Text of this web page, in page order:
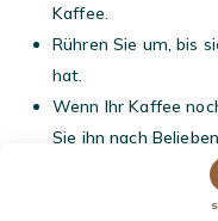
Kaffee.
Rühren Sie um, bis
hat.
Wenn Ihr Kaffee
Sie ihn nach
Die Menge des